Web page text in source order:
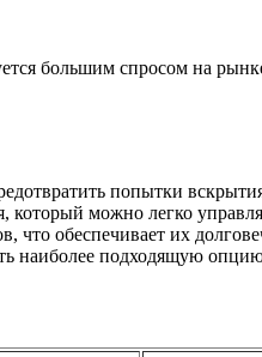
большим спросом на
попытки
можно легко
что обеспечивает их
наиболее подходящую